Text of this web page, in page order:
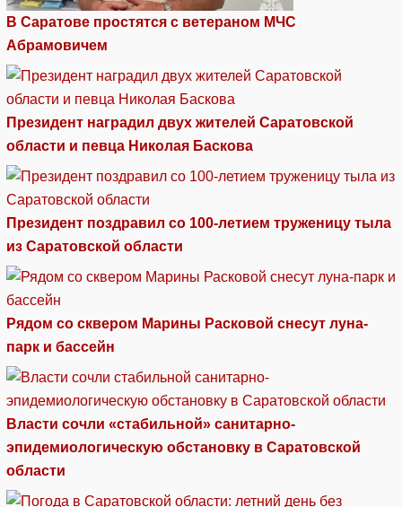
В Саратове простятся с ветераном МЧС
Абрамовичем
Президент наградил двух жителей Саратовской
области и певца Николая Баскова
Президент поздравил со 100-летием труженицу тыла
из Саратовской области
Рядом со сквером Марины Расковой снесут луна-
парк и бассейн
Власти сочли «стабильной» санитарно-
эпидемиологическую обстановку в Саратовской
области